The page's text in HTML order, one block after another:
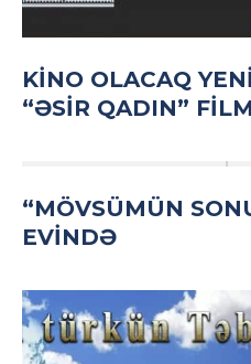
KINO OLACAQ
“ƏSIR QADIN”
“MÖVSÜMÜN
EVINDƏ